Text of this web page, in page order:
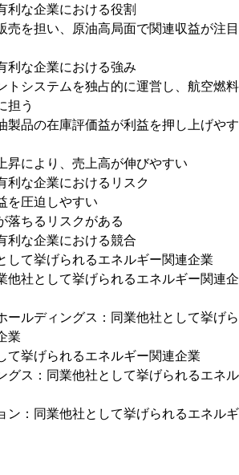
利な企業における役割
売を担い、原油高局面で関連収益が注目
利な企業における強み
トシステムを独占的に運営し、航空燃料
担う
製品の在庫評価益が利益を押し上げやす
昇により、売上高が伸びやすい
利な企業におけるリスク
を圧迫しやすい
落ちるリスクがある
利な企業における競合
して挙げられるエネルギー関連企業
他社として挙げられるエネルギー関連企
ールディングス：同業他社として挙げら
業
て挙げられるエネルギー関連企業
グス：同業他社として挙げられるエネル
ン：同業他社として挙げられるエネルギ